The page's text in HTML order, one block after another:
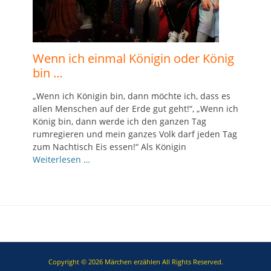
Wenn ich einmal Königin oder König
bin …
„Wenn ich Königin bin, dann möchte ich, dass es
allen Menschen auf der Erde gut geht!“, „Wenn ich
König bin, dann werde ich den ganzen Tag
rumregieren und mein ganzes Volk darf jeden Tag
zum Nachtisch Eis essen!“ Als Königin
Weiterlesen …
Copyright © 2026 Märchen erzählen All Rights Reserved.